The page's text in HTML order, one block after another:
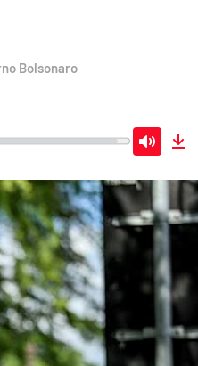
Bolsonaro
Mute